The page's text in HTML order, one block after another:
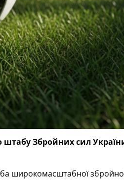
Збройних сил
широкомасштабної збройної